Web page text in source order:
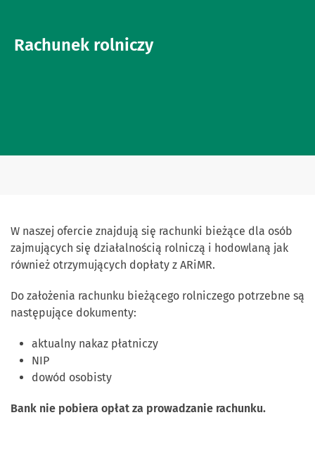
Rachunek rolniczy
W naszej ofercie znajdują się rachunki bieżące dla osób
zajmujących się działalnością rolniczą i hodowlaną jak
również otrzymujących dopłaty z ARiMR.
Do założenia rachunku bieżącego rolniczego potrzebne są
następujące dokumenty:
aktualny nakaz płatniczy
NIP
dowód osobisty
Bank nie pobiera opłat za prowadzanie rachunku.